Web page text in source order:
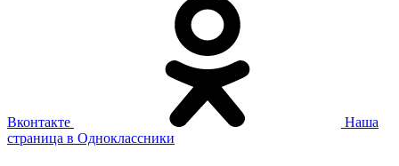
Вконтакте
Наша
страница в Одноклассники